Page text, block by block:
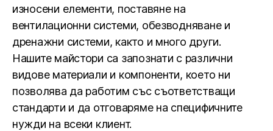
износени елементи, поставяне на
вентилационни системи, обезводняване и
дренажни системи, както и много други.
Нашите майстори са запознати с различни
видове материали и компоненти, което ни
позволява да работим със съответстващи
стандарти и да отговаряме на специфичните
нужди на всеки клиент.